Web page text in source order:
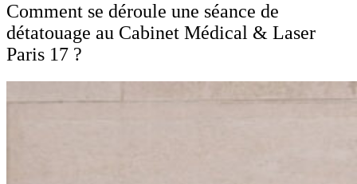
Comment se déroule une séance de
détatouage au Cabinet Médical & Laser
Paris 17 ?